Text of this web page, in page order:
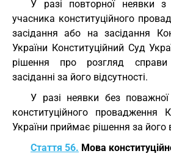
У разі повторної неявки з
учасника конституційного
засідання або на засідання
України Конституційний Суд
рішення про розгляд
засіданні за його відсутності.
У разі неявки без
конституційного провадження
України приймає рішення за його
Стаття 56. Мова